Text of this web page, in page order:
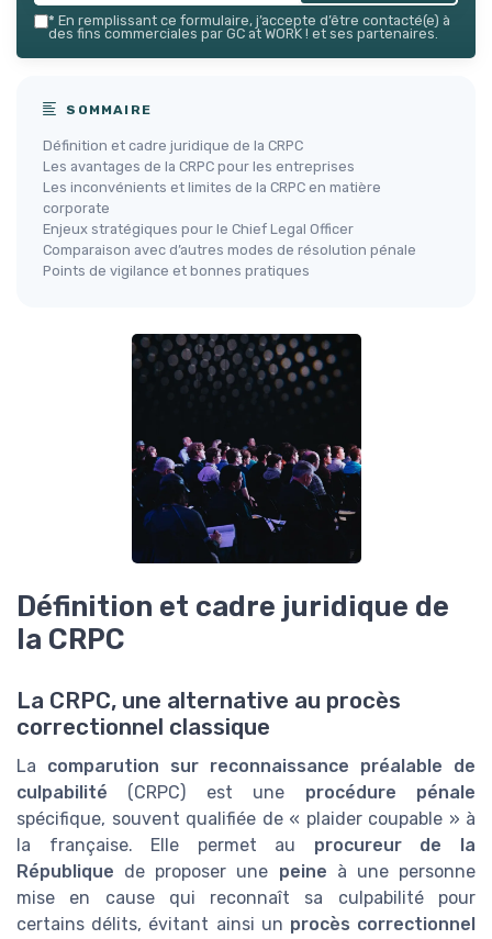
* En remplissant ce formulaire, j’accepte d’être contacté(e) à
des fins commerciales par GC at WORK ! et ses partenaires.
SOMMAIRE
Définition et cadre juridique de la CRPC
Les avantages de la CRPC pour les entreprises
Les inconvénients et limites de la CRPC en matière
corporate
Enjeux stratégiques pour le Chief Legal Officer
Comparaison avec d’autres modes de résolution pénale
Points de vigilance et bonnes pratiques
Définition et cadre juridique de
la CRPC
La CRPC, une alternative au procès
correctionnel classique
La comparution sur reconnaissance préalable de
culpabilité (CRPC) est une procédure pénale
spécifique, souvent qualifiée de « plaider coupable » à
la française. Elle permet au procureur de la
République de proposer une peine à une personne
mise en cause qui reconnaît sa culpabilité pour
certains délits, évitant ainsi un procès correctionnel